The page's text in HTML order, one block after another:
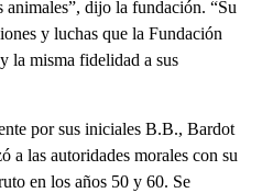
animales”, dijo la fundación. “Su
y luchas que la Fundación
la misma fidelidad a sus
por sus iniciales B.B., Bardot
a las autoridades morales con su
en los años 50 y 60. Se